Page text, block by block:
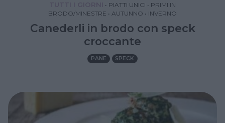
• PIATTI UNICI • PRIMI IN
BRODO/MINESTRE • AUTUNNO • INVERNO
Canederli in brodo con speck
croccante
PANE SPECK